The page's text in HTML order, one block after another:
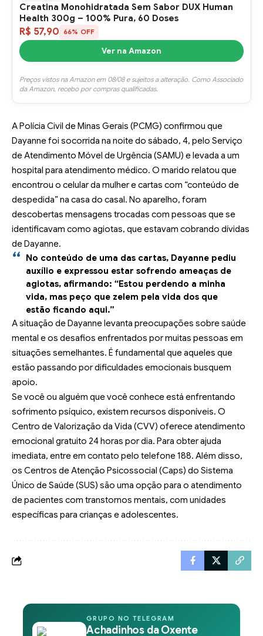
Creatina Monohidratada Sem Sabor DUX Human
Health 300g – 100% Pura, 60 Doses
R$ 57,90 66% OFF
Ver na Amazon
Preços vistos na Amazon em 08/08 e sujeitos a alteração. Como Associado
da Amazon, recebo por compras qualificadas.
A Polícia Civil de Minas Gerais (PCMG) confirmou que
Dayanne foi socorrida na noite do sábado, 4, pelo Serviço
de Atendimento Móvel de Urgência (SAMU) e levada a um
hospital para atendimento médico. O marido relatou que
encontrou o celular da mulher e cartas com “conteúdo de
despedida” na casa do casal. No aparelho, foram
descobertas mensagens trocadas com pessoas que se
identificavam como agiotas, que estavam cobrando dívidas
de Dayanne.
No conteúdo de uma das cartas, Dayanne pediu
auxílio e expressou estar sofrendo ameaças de
agiotas, afirmando: “Estou perdendo a minha
vida, mas peço que zelem pela vida dos que
estão ficando aqui.”
A situação de Dayanne levanta preocupações sobre saúde
mental e os desafios enfrentados por muitas pessoas em
situações semelhantes. É fundamental que aqueles que
estão passando por dificuldades emocionais busquem
apoio.
Se você ou alguém que você conhece está enfrentando
sofrimento psíquico, existem recursos disponíveis. O
Centro de Valorização da Vida (CVV) oferece atendimento
emocional gratuito 24 horas por dia. Para obter ajuda
imediata, entre em contato pelo telefone 188. Além disso,
os Centros de Atenção Psicossocial (Caps) do Sistema
Único de Saúde (SUS) são uma opção para o atendimento
de pacientes com transtornos mentais, com unidades
específicas para crianças e adolescentes.
GRUPO NO TELEGRAM
Achadinhos da Oxente